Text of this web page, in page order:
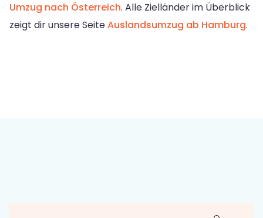
Umzug nach Österreich. Alle Zielländer im Überblick
zeigt dir unsere SeiteAuslandsumzug ab Hamburg.